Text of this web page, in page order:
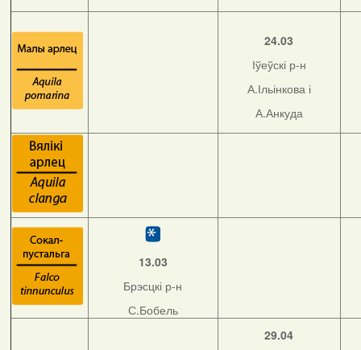
24.03
Іўеўскі р-н
А.Ільінкова і
А.Анкуда
13.03
Брэсцкі р-н
С.Бобель
29.04